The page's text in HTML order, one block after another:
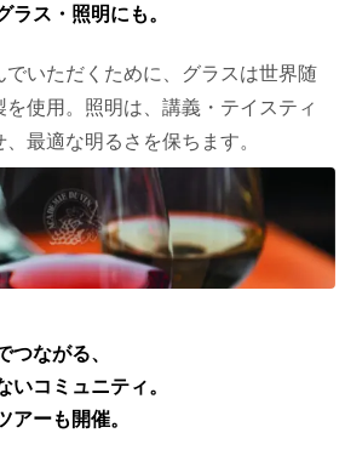
ラス・照明にも。
でいただくために、グラスは世界随
使用。照明は、講義・テイスティ
最適な明るさを保ちます。
つながる、
いコミュニティ。
アーも開催。